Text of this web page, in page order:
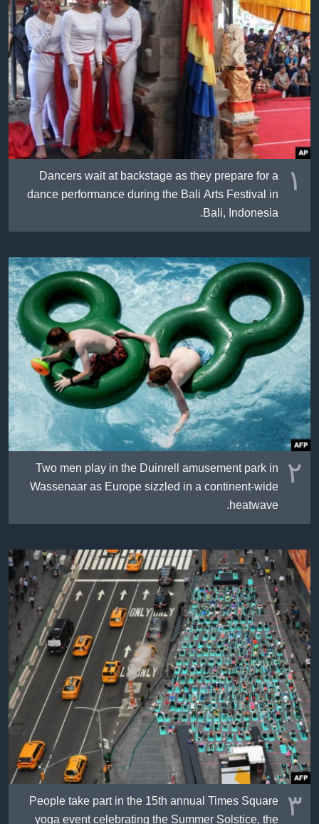
ژیان لە فەرهەنگدا
Learning English
FOLLOW US
زمانه‌کان
١ Dancers wait at backstage as they prepare for a
dance performance during the Bali Arts Festival in
Bali, Indonesia.
٢ Two men play in the Duinrell amusement park in
Wassenaar as Europe sizzled in a continent-wide
heatwave.
٣ People take part in the 15th annual Times Square